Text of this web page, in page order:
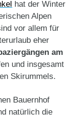
hat der Winter
Alpen
vor allem für
eher
am
und insgesamt
Skirummels.
Bauernhof
natürlich die